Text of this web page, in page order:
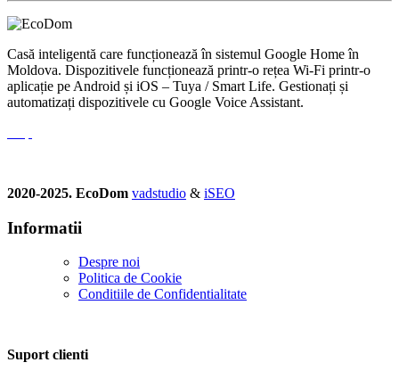
Casă inteligentă care funcționează în sistemul Google Home în
Moldova. Dispozitivele funcționează printr-o rețea Wi-Fi printr-o
aplicație pe Android și iOS – Tuya / Smart Life. Gestionați și
automatizați dispozitivele cu Google Voice Assistant.
2020-2025. EcoDom vadstudio & iSEO
Informatii
Despre noi
Politica de Сookie
Conditiile de Confidentialitate
Suport clienti